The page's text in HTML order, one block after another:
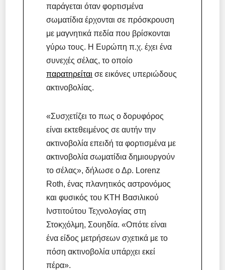
παράγεται όταν φορτισμένα
σωματίδια έρχονται σε πρόσκρουση
με μαγνητικά πεδία που βρίσκονται
γύρω τους. Η Ευρώπη π.χ. έχει ένα
συνεχές σέλας, το οποίο
παρατηρείται σε εικόνες υπεριώδους
ακτινοβολίας.
«Συσχετίζει το πως ο δορυφόρος
είναι εκτεθειμένος σε αυτήν την
ακτινοβολία επειδή τα φορτισμένα με
ακτινοβολία σωματίδια δημιουργούν
το σέλας», δήλωσε ο Δρ. Lorenz
Roth, ένας πλανητικός αστρονόμος
και φυσικός του KTH Βασιλικού
Ινστιτούτου Τεχνολογίας στη
Στοκχόλμη, Σουηδία. «Οπότε είναι
ένα είδος μετρήσεων σχετικά με το
πόση ακτινοβολία υπάρχει εκεί
πέρα».